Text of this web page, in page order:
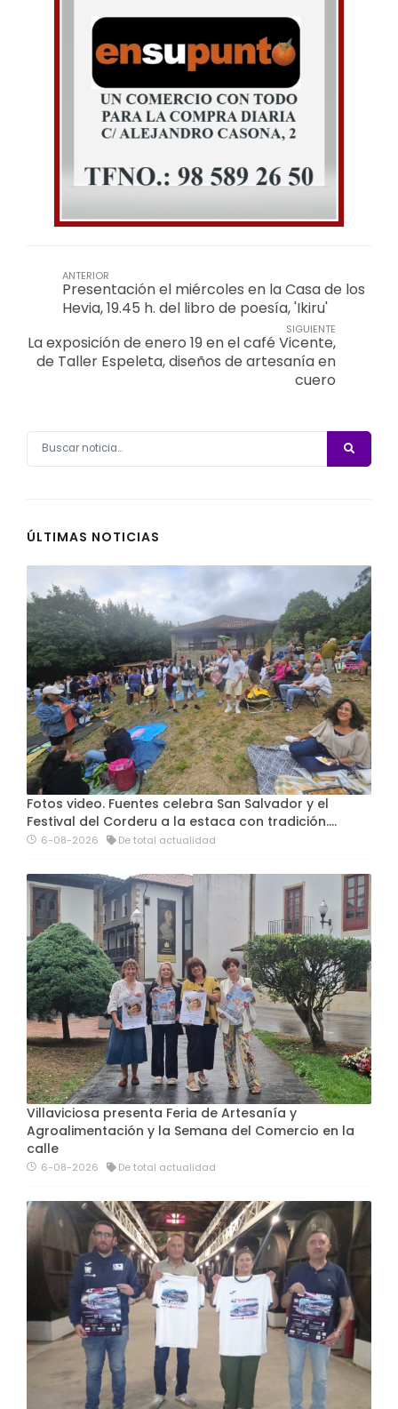
ANTERIOR
Presentación el miércoles en la Casa de los
Hevia, 19.45 h. del libro de poesía, 'Ikiru'
SIGUIENTE
La exposición de enero 19 en el café Vicente,
de Taller Espeleta, diseños de artesanía en
cuero
ÚLTIMAS NOTICIAS
Fotos video. Fuentes celebra San Salvador y el
Festival del Corderu a la estaca con tradición....
6-08-2026 De total actualidad
Villaviciosa presenta Feria de Artesanía y
Agroalimentación y la Semana del Comercio en la
calle
6-08-2026 De total actualidad